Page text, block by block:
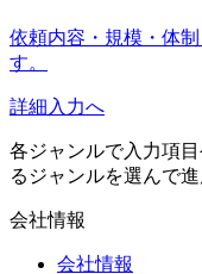
依頼内容・規模・体
す。
詳細入力へ
各ジャンルで入力項
るジャンルを選んで進
会社情報
会社情報